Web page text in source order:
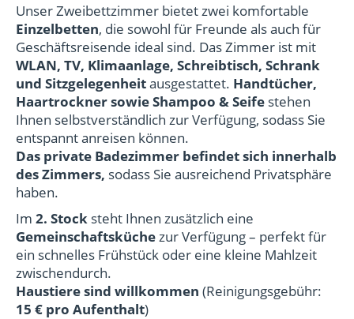
Unser Zweibettzimmer bietet zwei komfortable
Einzelbetten, die sowohl für Freunde als auch für
Geschäftsreisende ideal sind. Das Zimmer ist mit
WLAN, TV, Klimaanlage, Schreibtisch, Schrank
und Sitzgelegenheitausgestattet. Handtücher,
Haartrockner sowie Shampoo & Seife stehen
Ihnen selbstverständlich zur Verfügung, sodass Sie
entspannt anreisen können.
Das private Badezimmer befindet sich innerhalb
des Zimmers, sodass Sie ausreichend Privatsphäre
haben.
Im 2. Stock steht Ihnen zusätzlich eine
Gemeinschaftsküchezur Verfügung – perfekt für
ein schnelles Frühstück oder eine kleine Mahlzeit
zwischendurch.
Haustiere sind willkommen (Reinigungsgebühr:
15 € pro Aufenthalt)